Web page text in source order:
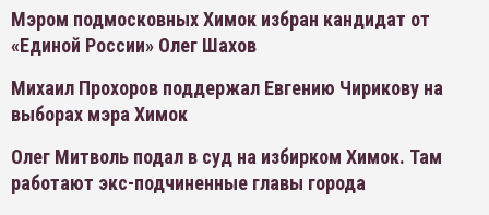
Мэром подмосковных Химок избран кандидат от
«Единой России» Олег Шахов
Михаил Прохоров поддержал Евгению Чирикову на
выборах мэра Химок
Олег Митволь подал в суд на избирком Химок. Там
работают экс-подчиненные главы города